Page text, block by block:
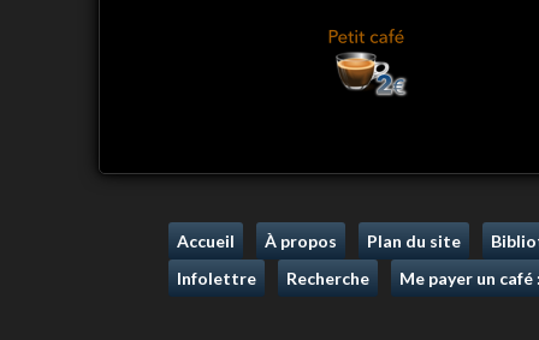
Accueil À propos Plan du site
Infolettre
Recherche Me payer un café